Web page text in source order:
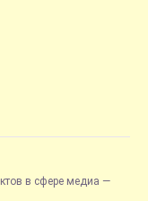
в сфере медиа —